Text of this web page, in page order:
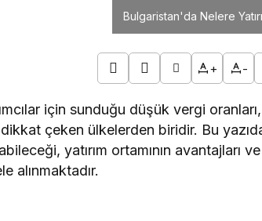
Bulgaristan'da Nelere
+ -
için sunduğu düşük vergi
çeken ülkelerden biridir. Bu
yatırım ortamının avantajları
alınmaktadır.